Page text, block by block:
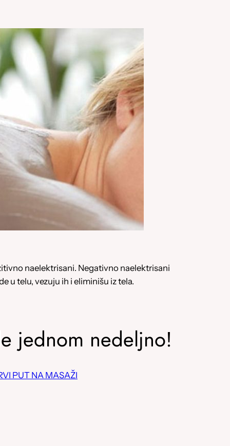
naelektrisani. Negativno naelektrisani
u telu, vezuju ih i eliminišu iz tela.
jednom nedeljno!
PUT NA MASAŽI